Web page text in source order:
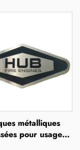
badge
inoxydable
métalliques
pour usage